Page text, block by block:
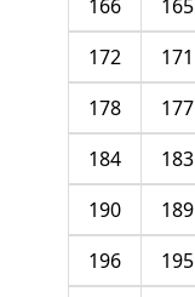
165
166
171
172
177
178
183
184
189
190
195
196